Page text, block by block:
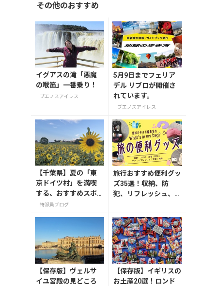
その他のおすすめ
イグアスの滝「悪魔
の喉笛」一番乗り！
ブエノスアイレス
5月9日までフェリア
デル リブロが開催さ
れています。
ブエノスアイレス
【千葉県】夏の「東
京ドイツ村」を満喫
する、おすすめスポ
ット3選
特派員ブログ
旅行おすすめ便利グッ
ズ35選！収納、防
犯、リフレッシュ、ど
【保存版】ヴェルサ
イユ宮殿の見どころ
【保存版】イギリスの
お土産20選！ロンド